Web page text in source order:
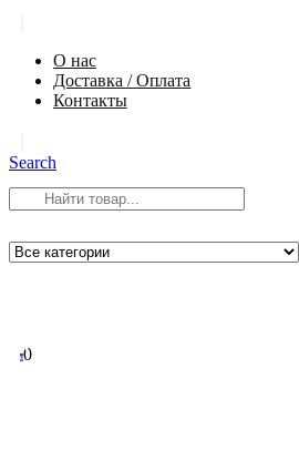
О нас
Доставка / Оплата
Контакты
Search
00